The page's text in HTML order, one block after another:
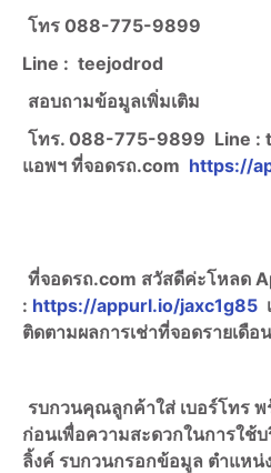
โทร 088-775-9899
Line : teejodrod
สอบถามข้อมูลเพิ่มเติม
โทร. 088-775-9899 Line :
แอพฯ ที่จอดรถ.com https://
ที่จอดรถ.com สวัสดีค่ะโหลด
: https://appurl.io/jaxc1g85
ติดตามผลการเช่าที่จอดรายเดือน
รบกวนคุณลูกค้าใส่ เบอร์โทร
ก่อนเพื่อความสะดวกในการใช้
ลิ้งค์ รบกวนกรอกข้อมูล ตำแหน่